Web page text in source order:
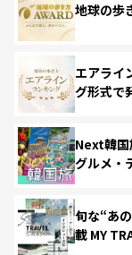
地球の歩
エアライ
グ形式で
Next韓国
グルメ・
旬な“あ
載 MY